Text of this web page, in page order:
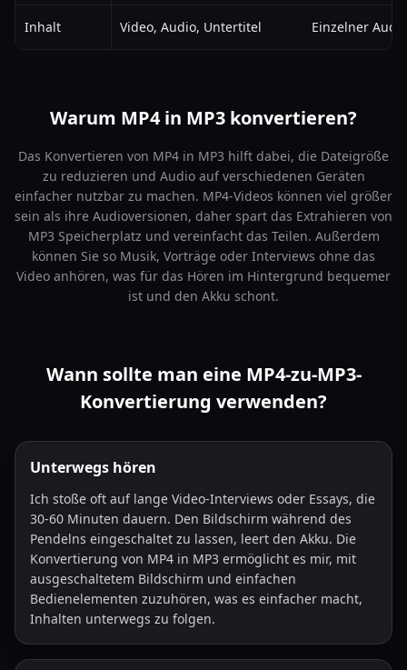
Inhalt Video, Audio, Untertitel Einzelner
Warum MP4 in MP3 konvertieren?
Das Konvertieren von MP4 in MP3 hilft dabei, die Dateigröße
zu reduzieren und Audio auf verschiedenen Geräten
einfacher nutzbar zu machen. MP4-Videos können viel größer
sein als ihre Audioversionen, daher spart das Extrahieren von
MP3 Speicherplatz und vereinfacht das Teilen. Außerdem
können Sie so Musik, Vorträge oder Interviews ohne das
Video anhören, was für das Hören im Hintergrund bequemer
ist und den Akku schont.
Wann sollte man eine MP4-zu-MP3-
Konvertierung verwenden?
Unterwegs hören
Ich stoße oft auf lange Video-Interviews oder Essays, die
30-60 Minuten dauern. Den Bildschirm während des
Pendelns eingeschaltet zu lassen, leert den Akku. Die
Konvertierung von MP4 in MP3 ermöglicht es mir, mit
ausgeschaltetem Bildschirm und einfachen
Bedienelementen zuzuhören, was es einfacher macht,
Inhalten unterwegs zu folgen.